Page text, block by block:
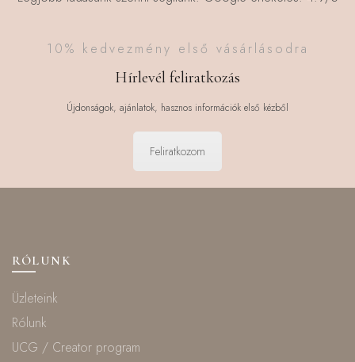
10% kedvezmény első vásárlásodra
Hírlevél feliratkozás
Újdonságok, ajánlatok, hasznos információk első kézből
Feliratkozom
RÓLUNK
Üzleteink
Rólunk
UCG / Creator program